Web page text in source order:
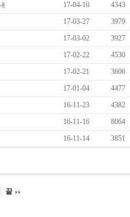
17-04-10
4343
17-03-27
3979
17-03-02
3927
17-02-22
4530
17-02-21
3606
17-01-04
4477
16-11-23
4382
16-11-16
8064
16-11-14 3851
끝